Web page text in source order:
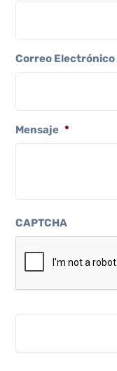
Correo Electrónico
Mensaje *
CAPTCHA